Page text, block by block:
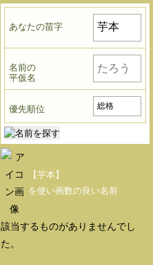
あなたの苗字
名前の
平仮名
優先順位
【芋本】
を使い画数の良い名前
該当するものがありませんでし
た。